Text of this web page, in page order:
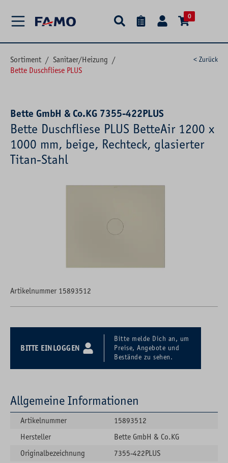
0
Sortiment / Sanitaer/Heizung /
Bette Duschfliese PLUS
< Zurück
Bette GmbH & Co.KG 7355-422PLUS
Bette Duschfliese PLUS BetteAir 1200 x
1000 mm, beige, Rechteck, glasierter
Titan-Stahl
Artikelnummer 15893512
BITTE EINLOGGEN
Bitte melde Dich an, um
Preise, Angebote und
Bestände zu sehen.
Allgemeine Informationen
Artikelnummer
15893512
Hersteller
Bette GmbH & Co.KG
Originalbezeichnung
7355-422PLUS